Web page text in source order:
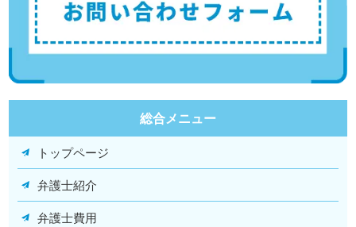
総合メニュー
トップページ
弁護士紹介
弁護士費用